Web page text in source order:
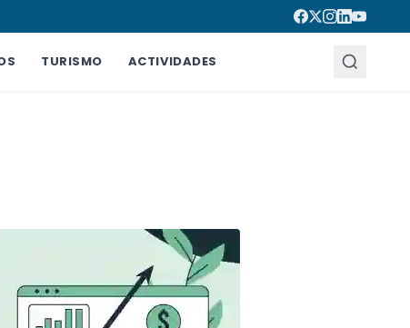
TURISMO ACTIVIDADES